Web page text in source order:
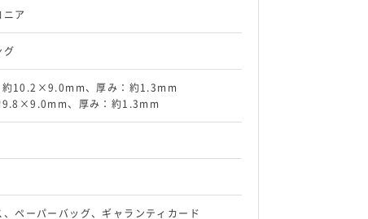
ニア
グ
10.2×9.0mm、厚み：約1.3mm
、厚み：約1.3mm
、ペーパーバッグ、ギャランティカード